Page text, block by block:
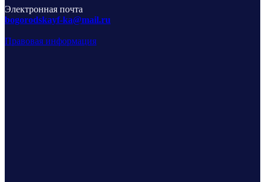
Электронная почта
bogorodskayf-ka@mail.ru
Правовая информация